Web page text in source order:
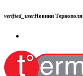
verified_userНовини Тернополя